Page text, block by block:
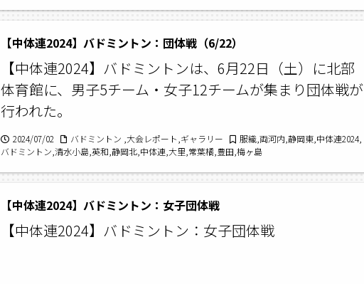
【中体連2024】バドミントン：団体戦（6/22）
【中体連2024】バドミントンは、6月22日（土）に北部
体育館に、男子5チーム・女子12チームが集まり団体戦が
行われた。
2024/07/02 バドミントン ,大会レポート,ギャラリー
服織,両河内,静岡東,中体連2024,
バドミントン,清水小島,英和,静岡北,中体連,大里,常葉橘,豊田,梅ヶ島
【中体連2024】バドミントン：女子団体戦
【中体連2024】バドミントン：女子団体戦